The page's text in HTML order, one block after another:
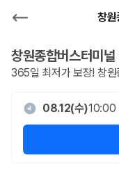
창원
창원종합버스터미널
365일 최저가 보장! 창원
08.12(수)10:00